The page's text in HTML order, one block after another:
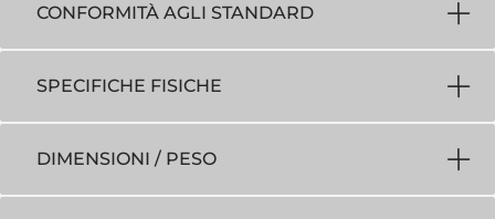
CONFORMITÀ AGLI STANDARD
SPECIFICHE FISICHE
DIMENSIONI / PESO